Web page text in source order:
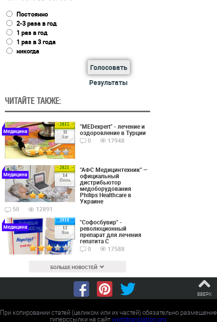
Постоянно
2-3 раза в год
1 раз в год
1 раз в 3 года
никогда
Голосовать
Результаты
ЧИТАЙТЕ ТАКЖЕ:
2015
11
Авг
Медицина
"MEDexpert" - лечение и
оздоровление в Турции
0
17948
2021
14
Июнь
Медицина
"АФС Медицинтехник" —
официальный
дистрибьютор
медоборудования
Philips Healthcare в
Украине
50
12891
2018
12
Янв
Медицина
"Софосбувир" -
революционный
препарат для лечения
гепатита С
0
17588
БОЛЬШЕ НОВОСТЕЙ
ВВЕРХ
При копировании статей (целиком или их частей) обязательно размещение
гиперссылки на сайтworldtranslation.org.